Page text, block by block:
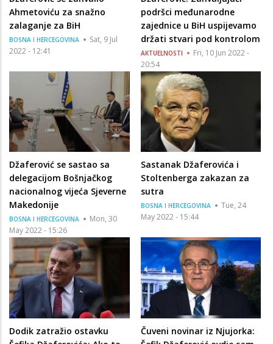
Ahmetoviću za snažno
zalaganje za BiH
BOSNA I HERCEGOVINA
Sat, 9 Jul
2022 - 12:41
podršci međunarodne
zajednice u BiH uspijevamo
držati stvari pod kontrolom
AKTUELNOSTI
Fri, 10 Jun 2022 -
20:54
Džaferović se sastao sa
delegacijom Bošnjačkog
nacionalnog vijeća Sjeverne
Makedonije
BOSNA I HERCEGOVINA
Mon, 30
May 2022 - 15:26
Sastanak Džaferovića i
Stoltenberga zakazan za
sutra
BOSNA I HERCEGOVINA
Tue, 24
May 2022 - 15:44
Dodik zatražio ostavku
Čuveni novinar iz Njujorka: